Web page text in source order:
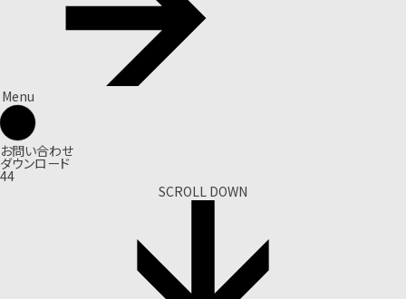
Menu
お問い合わせ
ダウンロード
44
SCROLL DOWN